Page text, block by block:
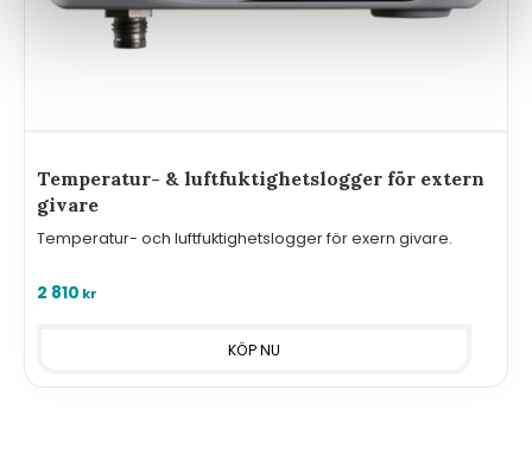
Temperatur- & luftfuktighetslogger för extern
givare
Temperatur- och luftfuktighetslogger för exern givare.
2 810 kr